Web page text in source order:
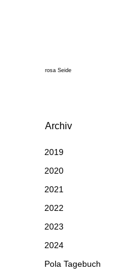
rosa Seide
Archiv
2019
2020
2021
2022
2023
2024
Pola Tagebuch